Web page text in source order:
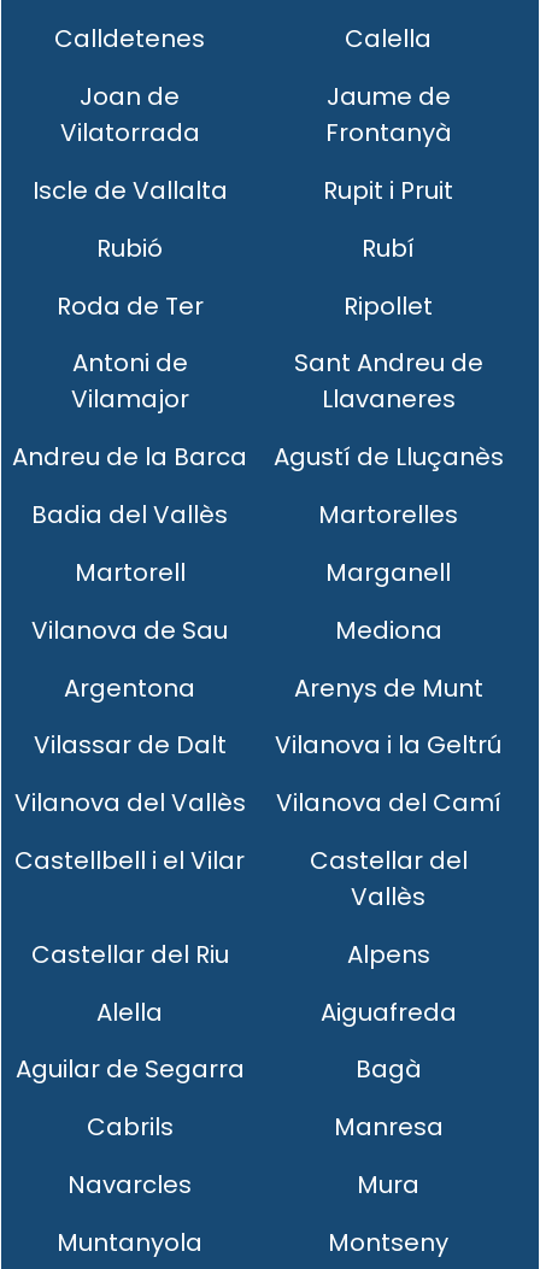
Calldetenes
Calella
Joan de
Vilatorrada
Jaume de
Frontanyà
Iscle de Vallalta
Rupit i Pruit
Rubió
Rubí
Roda de Ter
Ripollet
Antoni de
Vilamajor
Sant Andreu de
Llavaneres
Andreu de la Barca
Agustí de Lluçanès
Badia del Vallès
Martorelles
Martorell
Marganell
Vilanova de Sau
Mediona
Argentona
Arenys de Munt
Vilassar de Dalt
Vilanova i la Geltrú
Vilanova del Vallès
Vilanova del Camí
Castellbell i el Vilar
Castellar del
Vallès
Castellar del Riu
Alpens
Alella
Aiguafreda
Aguilar de Segarra
Bagà
Cabrils
Manresa
Navarcles
Mura
Muntanyola
Montseny